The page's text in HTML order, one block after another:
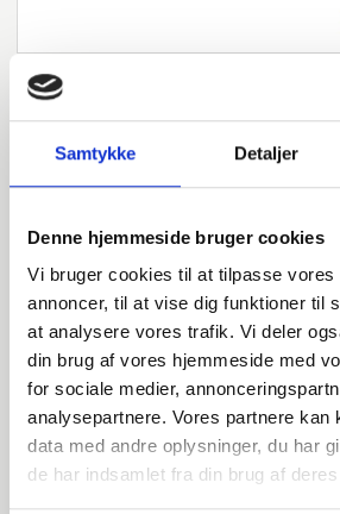
Samtykke Detaljer
Denne hjemmeside bruger cookies
Vi bruger cookies til at tilpasse vores
annoncer, til at vise dig funktioner til
at analysere vores trafik. Vi deler
din brug af vores hjemmeside med
for sociale medier,
analysepartnere. Vores partnere kan
data med andre oplysninger, du har
de har indsamlet fra din brug af
Har du spørgsmål?
service eller andet. Kontakt os for
og sparring.
INDURA DK
+45 97 13
salg@indura.com